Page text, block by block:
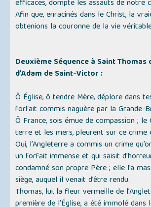
efficaces, dompte les assauts de notre
Afin que, enracinés dans le Christ, la
obtenions la couronne de la vie
Deuxième Séquence à Saint
d’Adam de Saint-Victor :
Ô Église, ô tendre Mère, déplore dans
forfait commis naguère par la Grande-
Ô France, sois émue de compassion ; le
terre et les mers, pleurent sur ce crime
Oui, l’Angleterre a commis un crime
un forfait immense et qui saisit
condamné son propre Père ; elle l’a
siège, auquel il venait d’être rendu.
Thomas, lui, la fleur vermeille de
première de l’Église, a été immolé dans